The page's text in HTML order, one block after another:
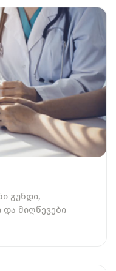
გუნდი,
მიღწევები